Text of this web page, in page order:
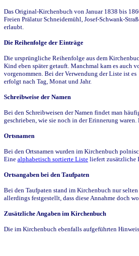
Das Original-Kirchenbuch von Januar 1838 bis
Freien Prälatur Schneidemühl, Josef-Schwank-
erlaubt.
Die Reihenfolge der Einträge
Die ursprüngliche Reihenfolge aus dem
Kind eben später getauft. Manchmal kam es auch
vorgenommen. Bei der Verwendung der Liste ist
erfolgt nach Tag, Monat und Jahr.
Schreibweise der Namen
Bei den Schreibweisen der Namen findet man
geschrieben, wie sie noch in der Erinnerung
Ortsnamen
Bei den Ortsnamen wurden im Kirchenbuch
Eine alphabetisch sortierte Liste liefert zusätzliche
Ortsangaben bei den Taufpaten
Bei den Taufpaten stand im Kirchenbuch nur
allerdings festgestellt, dass diese Annahme doch
Zusätzliche Angaben im Kirchenbuch
Die im Kirchenbuch ebenfalls aufgeführten